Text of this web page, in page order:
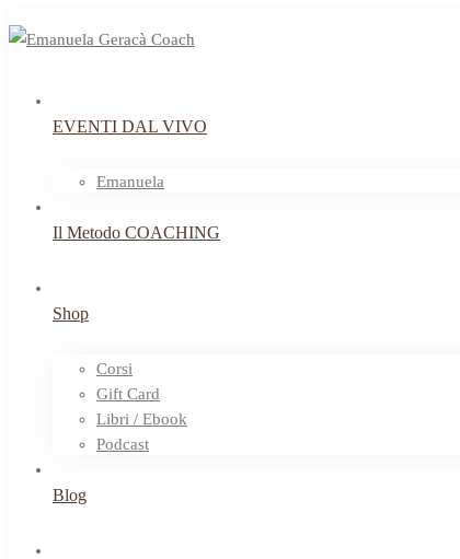
EVENTI DAL VIVO
Emanuela
Il Metodo COACHING
Shop
Corsi
Gift Card
Libri / Ebook
Podcast
Blog